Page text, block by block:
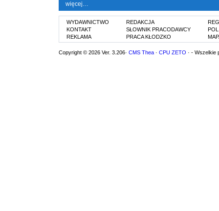
więcej…
WYDAWNICTWO
KONTAKT
REKLAMA
REDAKCJA
SŁOWNIK PRACODAWCY
PRACA KŁODZKO
Copyright © 2026 Ver. 3.206· CMS Thea · CPU ZETO · - Wszelkie